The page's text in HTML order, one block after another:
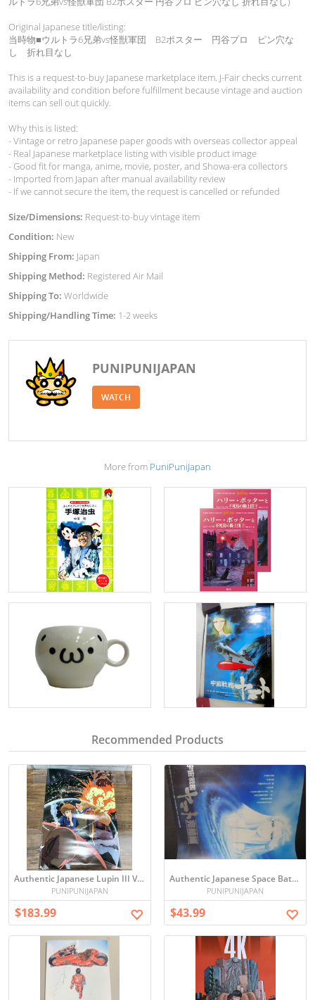
Original Japanese title/listing:
当時物■ウルトラ6兄弟vs怪獣軍団 B2ポスター 円谷プロ ピン穴な
し 折れ目なし
This is a request-to-buy Japanese marketplace item. J-Fair checks current
availability and condition before fulfillment because vintage and auction
items can sell out quickly.
Why this is listed:
- Vintage or retro Japanese paper goods with overseas collector appeal
- Real Japanese marketplace listing with visible product image
- Good fit for manga, anime, movie, poster, and Showa-era collectors
- Imported from Japan after manual availability review
- If we cannot secure the item, the request is cancelled or refunded
Size/Dimensions: Request-to-buy vintage item
Condition: New
Shipping From: Japan
Shipping Method: Registered Air Mail
Shipping To: Worldwide
Shipping/Handling Time: 1-2 weeks
PUNIPUNIJAPAN
WATCH
More from PuniPuniJapan
Recommended Products
Authentic Japanese Lupin III Vintage Poster - period original (6033 【当時物】 ルパン三世 さらば愛しきルパンよ B2ポスター モンキー・パンチ ANIMEC アニメック ポスター アニメグッズ)
PUNIPUNIJAPAN
$183.99
Authentic Japanese Space Battleship Yamato Vintage Poster - period original (yuk-4271（当時物）宇宙戦艦ヤマト・ポスター（未使用品）「アクエリアス」完結編（B）即決)
PUNIPUNIJAPAN
$43.99